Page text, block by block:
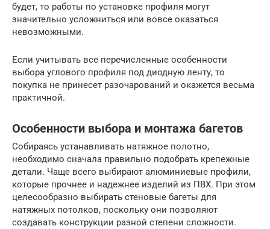
будет, то работы по установке профиля могут
значительно усложниться или вовсе оказаться
невозможными.
Если учитывать все перечисленные особенности
выбора углового профиля под диодную ленту, то
покупка не принесет разочарований и окажется весьма
практичной.
Особенности выбора и монтажа багетов
Собираясь устанавливать натяжное полотно,
необходимо сначала правильно подобрать крепежные
детали. Чаще всего выбирают алюминиевые профили,
которые прочнее и надежнее изделий из ПВХ. При этом
целесообразно выбирать стеновые багеты для
натяжных потолков, поскольку они позволяют
создавать конструкции разной степени сложности.